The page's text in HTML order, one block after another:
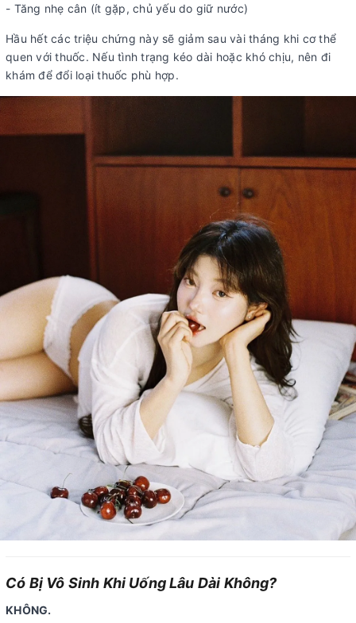
- Tăng nhẹ cân (ít gặp, chủ yếu do giữ nước)
Hầu hết các triệu chứng này sẽ giảm sau vài tháng khi cơ thể
quen với thuốc. Nếu tình trạng kéo dài hoặc khó chịu, nên đi
khám để đổi loại thuốc phù hợp.
Có Bị Vô Sinh Khi Uống Lâu Dài Không?
KHÔNG.